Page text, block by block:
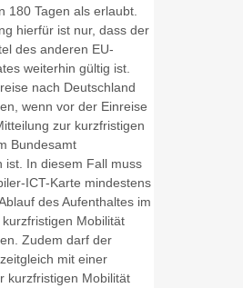
180 Tagen als erlaubt.
hierfür ist nur, dass der
des anderen EU-
weiterhin gültig ist.
nach Deutschland
wenn vor der Einreise
zur kurzfristigen
Bundesamt
ist. In diesem Fall muss
ICT-Karte mindestens
des Aufenthaltes im
Mobilität
Zudem darf der
mit einer
kurzfristigen Mobilität